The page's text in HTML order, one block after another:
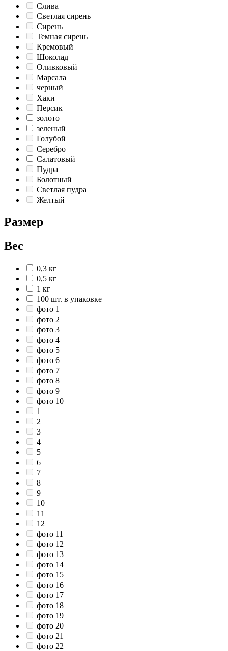
Слива
Светлая сирень
Сирень
Темная сирень
Кремовый
Шоколад
Оливковый
Марсала
черный
Хаки
Персик
золото
зеленый
Голубой
Серебро
Салатовый
Пудра
Болотный
Светлая пудра
Желтый
Размер
Вес
0,3 кг
0,5 кг
1 кг
100 шт. в упаковке
фото 1
фото 2
фото 3
фото 4
фото 5
фото 6
фото 7
фото 8
фото 9
фото 10
1
2
3
4
5
6
7
8
9
10
11
12
фото 11
фото 12
фото 13
фото 14
фото 15
фото 16
фото 17
фото 18
фото 19
фото 20
фото 21
фото 22